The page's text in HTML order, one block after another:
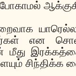
என
சிந்திக்க